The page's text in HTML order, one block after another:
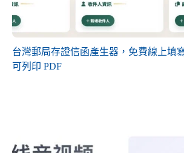
台灣郵局存證信函產生器，免費線上填
可列印 PDF